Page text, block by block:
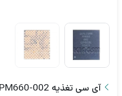
آی سی تغذیه PM660-002